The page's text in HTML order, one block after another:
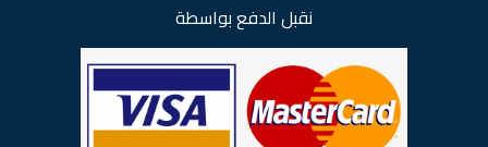
نقبل الدفع بواسطة